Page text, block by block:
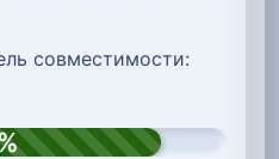
совместимости: